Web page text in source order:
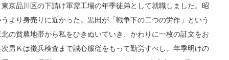
品川区の下請け軍需工場の年季徒弟として就職しました。昭
より身売りに近かった。黒田が「戦争下の二つの労作」という
の貧農地帯から私をひきぬいていき、かわりに一枚の証文をお
男Ｋは徴兵検査まで誠心服従をもって勤労すべし。年季明けの